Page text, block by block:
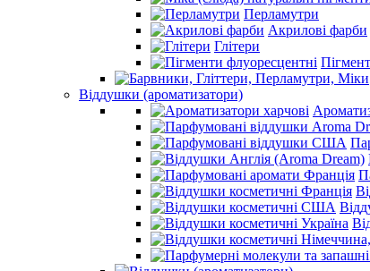
Перламутри
Акрилові фарби
Глітери
Віддушки (ароматизатори)